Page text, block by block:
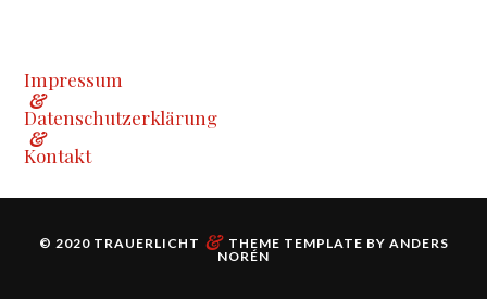
Impressum
&
Datenschutzerklärung
&
Kontakt
© 2020 TRAUERLICHT & THEME TEMPLATE BY ANDERS
NORÉN